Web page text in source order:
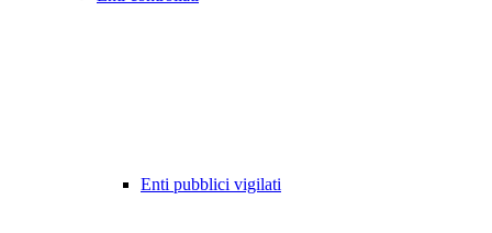
Enti pubblici vigilati